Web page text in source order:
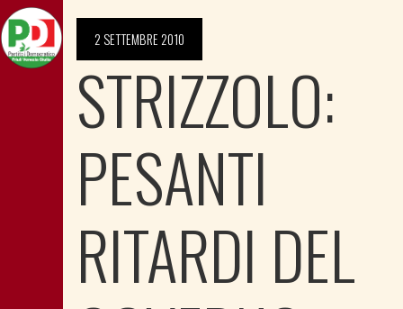
2 SETTEMBRE 2010
STRIZZOLO:
PESANTI
RITARDI DEL